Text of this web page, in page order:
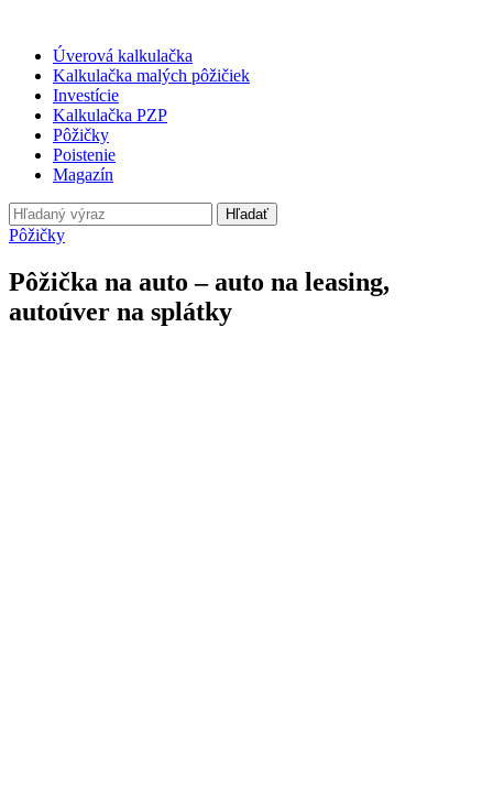
Úverová kalkulačka
Kalkulačka malých pôžičiek
Investície
Kalkulačka PZP
Pôžičky
Poistenie
Magazín
Hľadať
Pôžičky
Pôžička na auto – auto na leasing,
autoúver na splátky